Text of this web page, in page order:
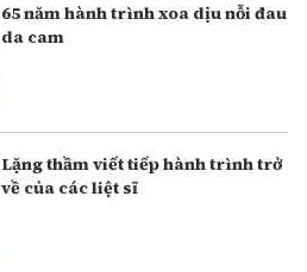
65 năm hành trình xoa dịu nỗi đau
da cam
Lặng thầm viết tiếp hành trình trở
về của các liệt sĩ